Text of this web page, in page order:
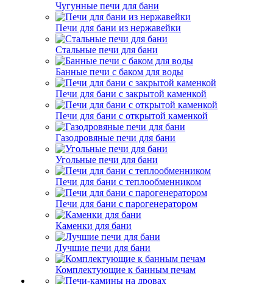
Чугунные печи для бани
Печи для бани из нержавейки
Стальные печи для бани
Банные печи с баком для воды
Печи для бани с закрытой каменкой
Печи для бани с открытой каменкой
Газодровяные печи для бани
Угольные печи для бани
Печи для бани с теплообменником
Печи для бани с парогенератором
Каменки для бани
Лучшие печи для бани
Комплектующие к банным печам